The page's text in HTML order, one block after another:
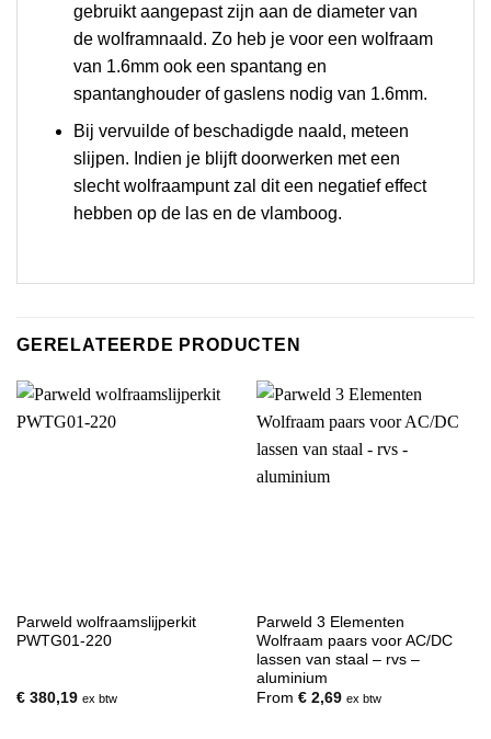
gebruikt aangepast zijn aan de diameter van
de wolframnaald. Zo heb je voor een wolfraam
van 1.6mm ook een spantang en
spantanghouder of gaslens nodig van 1.6mm.
Bij vervuilde of beschadigde naald, meteen
slijpen. Indien je blijft doorwerken met een
slecht wolfraampunt zal dit een negatief effect
hebben op de las en de vlamboog.
GERELATEERDE PRODUCTEN
Parweld wolfraamslijperkit
PWTG01-220
€380,19 ex btw
Parweld 3 Elementen
Wolfraam paars voor AC/DC
lassen van staal – rvs –
aluminium
From €2,69 ex btw